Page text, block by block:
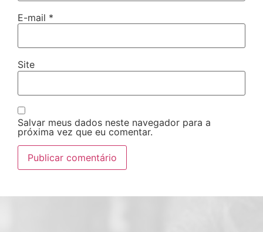
E-mail *
Site
Salvar meus dados neste navegador para a
próxima vez que eu comentar.